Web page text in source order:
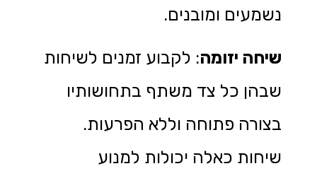
נשמעים ומובנים.
שיחה יזומה: לקבוע זמנים לשיחות
שבהן כל צד משתף בתחושותיו
בצורה פתוחה וללא הפרעות.
שיחות כאלה יכולות למנוע